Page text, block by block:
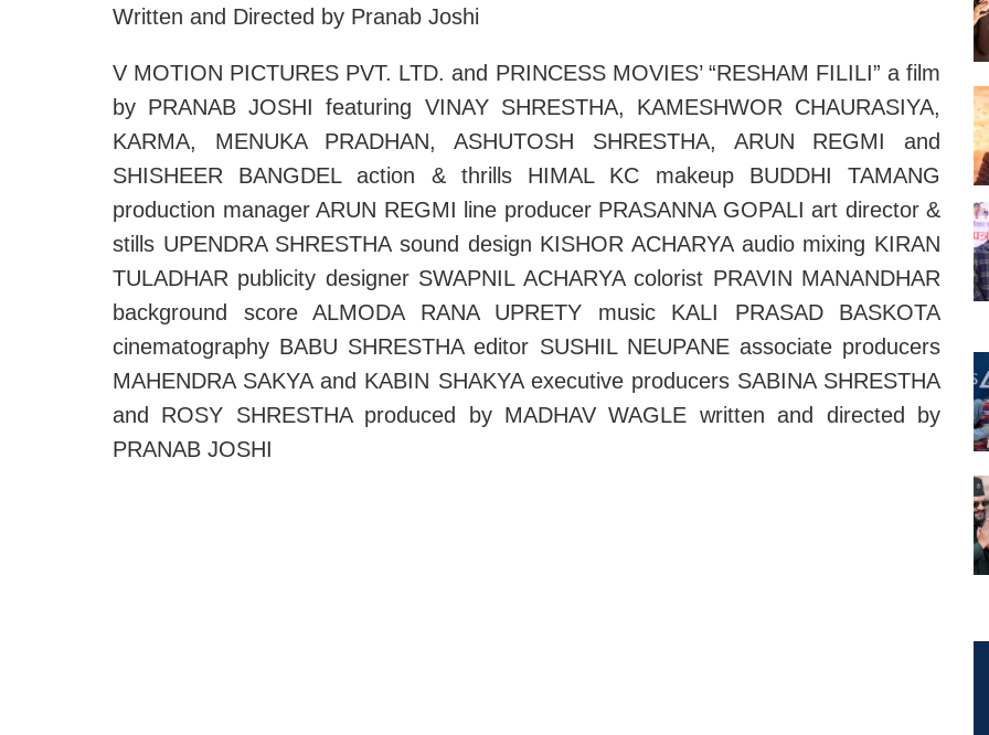
Written and Directed by Pranab Joshi
V MOTION PICTURES PVT. LTD. and PRINCESS MOVIES’ “RESHAM FILILI” a film
by PRANAB JOSHI featuring VINAY SHRESTHA, KAMESHWOR CHAURASIYA,
KARMA, MENUKA PRADHAN, ASHUTOSH SHRESTHA, ARUN REGMI and
SHISHEER BANGDEL action & thrills HIMAL KC makeup BUDDHI TAMANG
production manager ARUN REGMI line producer PRASANNA GOPALI art director &
stills UPENDRA SHRESTHA sound design KISHOR ACHARYA audio mixing KIRAN
TULADHAR publicity designer SWAPNIL ACHARYA colorist PRAVIN MANANDHAR
background score ALMODA RANA UPRETY music KALI PRASAD BASKOTA
cinematography BABU SHRESTHA editor SUSHIL NEUPANE associate producers
MAHENDRA SAKYA and KABIN SHAKYA executive producers SABINA SHRESTHA
and ROSY SHRESTHA produced by MADHAV WAGLE written and directed by
PRANAB JOSHI